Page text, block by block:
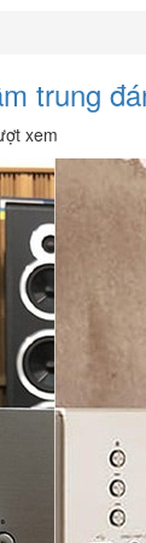
trung
xem